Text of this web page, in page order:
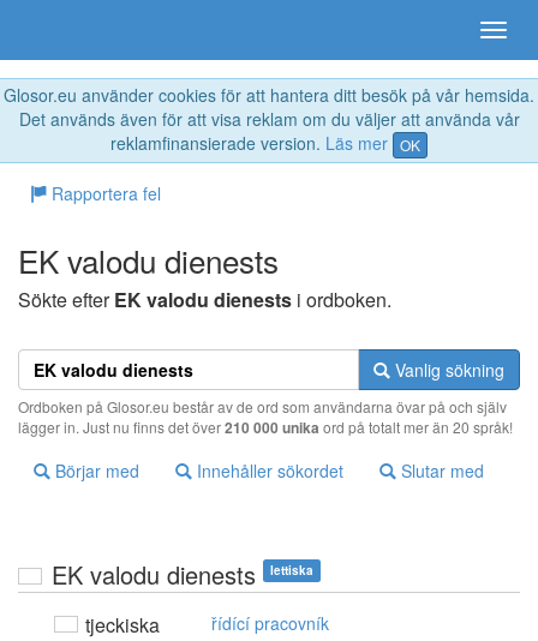
Glosor.eu använder cookies för att hantera ditt besök på vår hemsida.
Det används även för att visa reklam om du väljer att använda vår
reklamfinansierade version. Läs mer OK
Rapportera fel
EK valodu dienests
Sökte efterEK valodu dienests i ordboken.
Vanlig sökning
Ordboken på Glosor.eu består av de ord som användarna övar på och själv
lägger in. Just nu finns det över210 000 unika ord på totalt mer än 20 språk!
Börjar med Innehåller sökordet Slutar med
EK valodu dienests lettiska
tjeckiska řídící pracovník